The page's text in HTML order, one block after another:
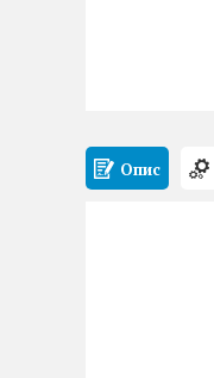
Опис